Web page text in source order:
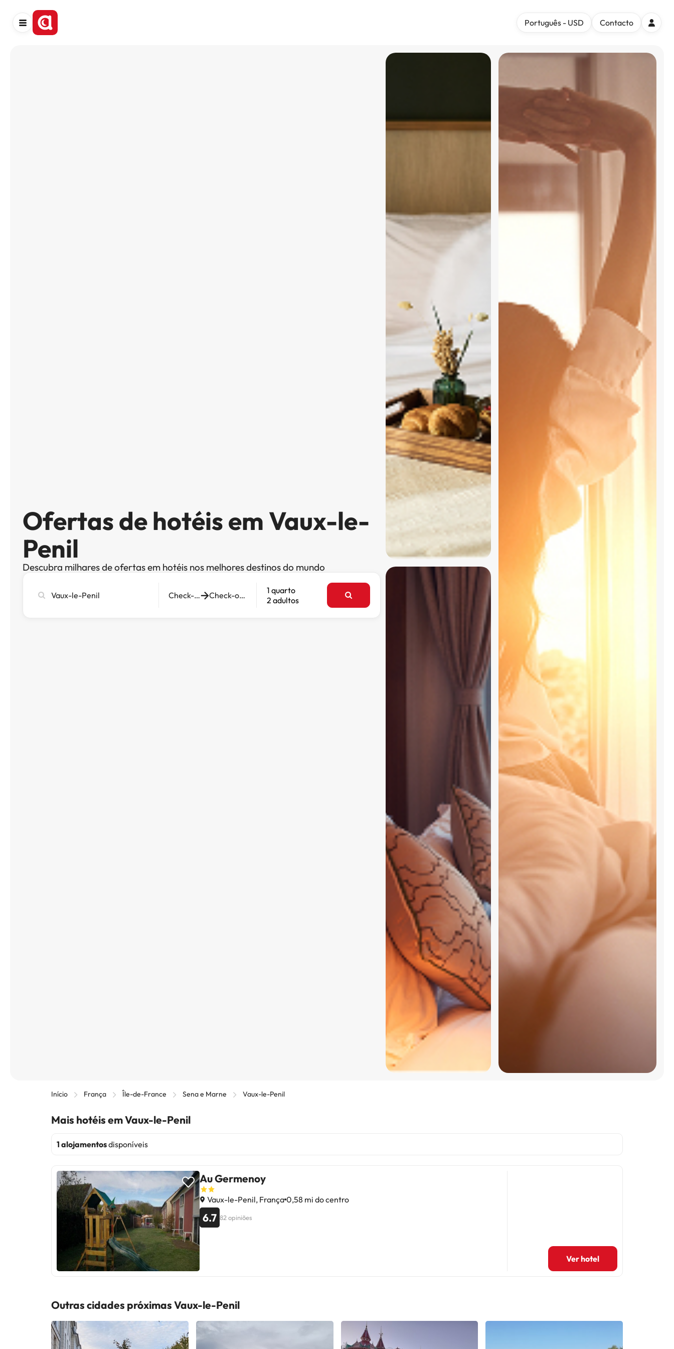
Português - USD Contacto
Ofertas de hotéis em Vaux-le-
Penil
Descubra milhares de ofertas em hotéis nos melhores destinos do mundo
cidade,
Check-in Check-out
1 quarto
2 adultos
Início França Île-de-France Sena e Marne Vaux-le-Penil
Mais hotéis em Vaux-le-Penil
1 alojamentosdisponíveis
Au Germenoy
Vaux-le-Penil, França 0,58 mi do centro
6.7 82 opiniões
Ver hotel
Outras cidades próximas Vaux-le-Penil